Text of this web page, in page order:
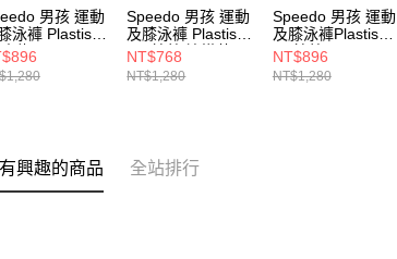
男孩 運動
泳褲 Plastisol
綠
Speedo 男孩 運動
及膝泳褲 Plastisol
黑//鈷藍/檸檬黃
NT$768
NT$1,280
Speedo 男孩 運動
及膝泳褲Plastisol
黑/鈷藍
NT$896
NT$1,280
興趣的商品 全站排行